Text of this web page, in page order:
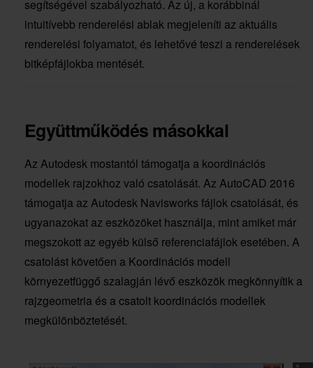
segítségével szabályozható. Az új, a korábbinál
intuitívebb renderelési ablak megjeleníti az aktuális
renderelési folyamatot, és lehetővé teszi a renderelések
bitképfájlokba mentését.
Együttműködés másokkal
Az Autodesk mostantól támogatja a koordinációs
modellek rajzokhoz való csatolását. Az AutoCAD 2016
támogatja az Autodesk Navisworks fájlok csatolását, és
ugyanazokat az eszközöket használja, mint amiket már
megszokott az egyéb külső referenciafájlok esetében. A
csatolást követően a Koordinációs modell
környezetfüggő szalagján lévő eszközök megkönnyítik a
rajzgeometria és a csatolt koordinációs modellek
megkülönböztetését.